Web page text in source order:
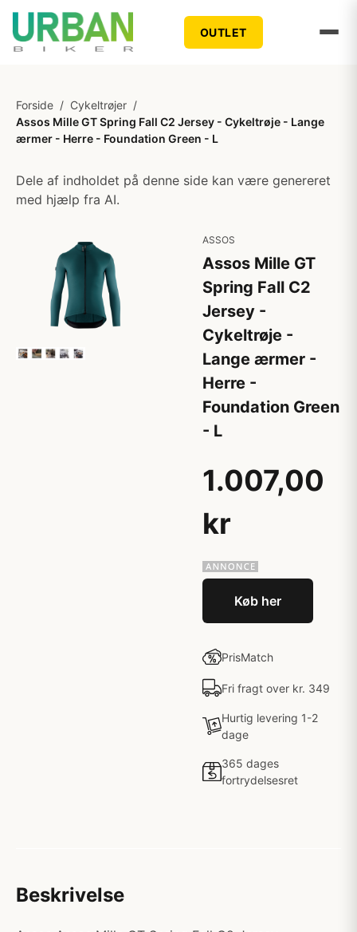
OUTLET
Forside / Cykeltrøjer /
Assos Mille GT Spring Fall C2 Jersey - Cykeltrøje - Lange
ærmer - Herre - Foundation Green - L
Dele af indholdet på denne side kan være genereret
med hjælp fra AI.
ASSOS
Assos Mille GT
Spring Fall C2
Jersey -
Cykeltrøje -
Lange ærmer -
Herre -
Foundation Green
- L
1.007,00
kr
Køb her
PrisMatch
Fri fragt over kr. 349
Hurtig levering 1-2
dage
365 dages
fortrydelsesret
Beskrivelse